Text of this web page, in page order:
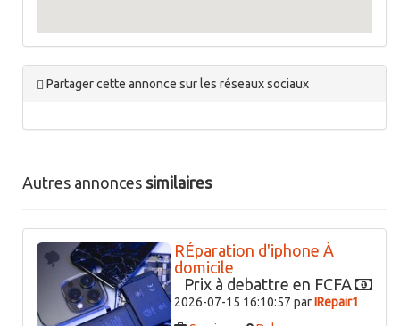
Partager cette annonce sur les réseaux sociaux
Autres annonces similaires
RÉparation d'iphone À
domicile
Prix à debattre en FCFA
2026-07-15 16:10:57 parIRepair1